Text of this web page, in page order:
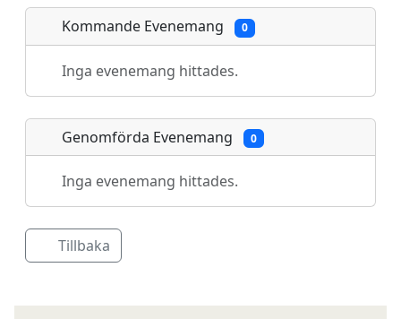
Kommande Evenemang 0
Inga evenemang hittades.
Genomförda Evenemang 0
Inga evenemang hittades.
Tillbaka